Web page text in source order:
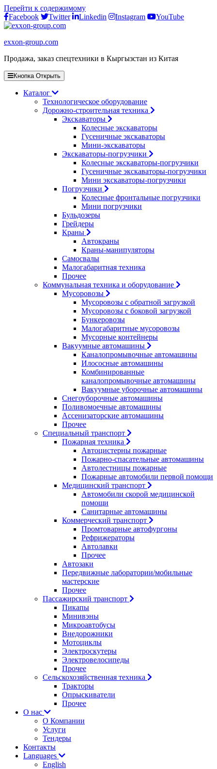
Перейти к содержимому
Facebook
Twitter Linkedin Instagram YouTube
exxon-group.com
Продажа, заказ спецтехники в Кыргызстан из Китая
Кнопка Открыть
Каталог
Технологическое оборудование
Дорожно-строительная техника
Экскаваторы
Колесные экскаваторы
Гусеничные экскаваторы
Мини-экскаваторы
Экскаваторы-погрузчики
Колесные экскаваторы-погрузчики
Гусеничные экскаваторы-погрузчики
Мини экскаваторы-погрузчики
Погрузчики
Колесные фронтальные погрузчики
Мини погрузчики
Бульдозеры
Грейдеры
Краны
Автокраны
Краны-манипуляторы
Самосвалы
Малогабаритная техника
Прочее
Коммунальная техника и оборудование
Мусоровозы
Мусоровозы с обратной загрузкой
Мусоровозы с боковой загрузкой
Бункеровозы
Малогабаритные мусоровозы
Мусорные контейнеры
Вакуумные автомашины
Каналопромывочные автомашины
Илососные автомашины
Комбинированные
каналопромывочные автомашины
Вакуумные уборочные автомашины
Снегоуборочные автомашины
Поливомоечные автомашины
Ассенизаторские автомашины
Прочее
Специальный транспорт
Пожарная техника
Автоцистерны пожарные
Пожарно-спасательные автомашины
Автолестницы пожарные
Пожарные автомобили первой помощи
Медицинский транспорт
Автомобили скорой медицинской
помощи
Санитарные автомашины
Коммерческий транспорт
Промтоварные автофургоны
Рефрижераторы
Автолавки
Прочее
Автозаки
Передвижные лаборатории/мобильные
мастерские
Прочее
Пассажирский транспорт
Пикапы
Минивэны
Микроавтобусы
Внедорожники
Мотоциклы
Электроскутеры
Электровелосипеды
Прочее
Сельскохозяйственная техника
Тракторы
Опрыскиватели
Прочее
О нас
О Компании
Услуги
Тендеры
Контакты
Languages
English